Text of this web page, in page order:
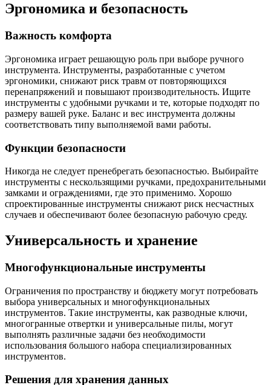
Эргономика и безопасность
Важность комфорта
Эргономика играет решающую роль при выборе ручного
инструмента. Инструменты, разработанные с учетом
эргономики, снижают риск травм от повторяющихся
перенапряжений и повышают производительность. Ищите
инструменты с удобными ручками и те, которые подходят по
размеру вашей руке. Баланс и вес инструмента должны
соответствовать типу выполняемой вами работы.
Функции безопасности
Никогда не следует пренебрегать безопасностью. Выбирайте
инструменты с нескользящими ручками, предохранительными
замками и ограждениями, где это применимо. Хорошо
спроектированные инструменты снижают риск несчастных
случаев и обеспечивают более безопасную рабочую среду.
Универсальность и хранение
Многофункциональные инструменты
Ограничения по пространству и бюджету могут потребовать
выбора универсальных и многофункциональных
инструментов. Такие инструменты, как разводные ключи,
многогранные отвертки и универсальные пилы, могут
выполнять различные задачи без необходимости
использования большого набора специализированных
инструментов.
Решения для хранения данных